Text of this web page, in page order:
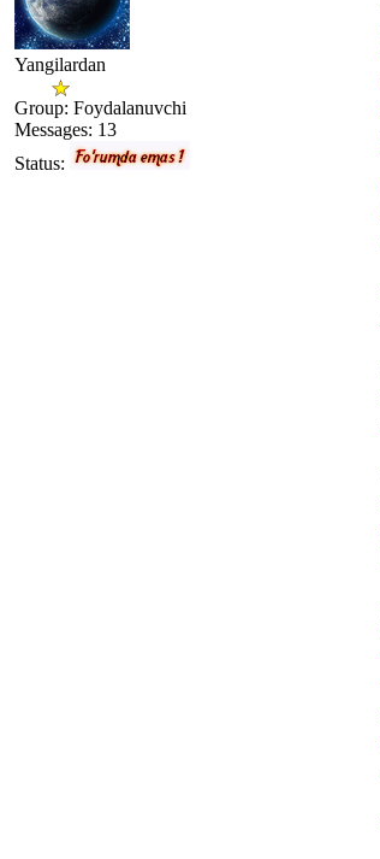
Yangilardan
Group: Foydalanuvchi
Messages: 13
Status: